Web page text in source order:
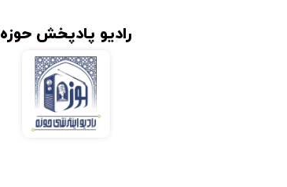
رادیو پادپخش حوزه